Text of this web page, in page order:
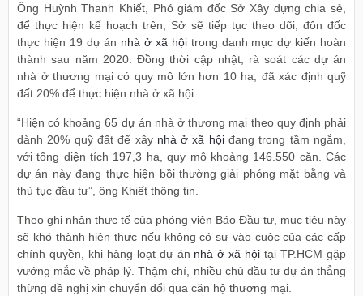
Ông Huỳnh Thanh Khiết, Phó giám đốc Sở Xây dựng chia sẻ,
để thực hiện kế hoạch trên, Sở sẽ tiếp tục theo dõi, đôn đốc
thực hiện 19 dự án nhà ở xã hộitrong danh mục dự kiến hoàn
thành sau năm 2020. Đồng thời cập nhật, rà soát các dự án
nhà ở thương mại có quy mô lớn hơn 10 ha, đã xác định quỹ
đất 20% để thực hiện nhà ở xã hội.
“Hiện có khoảng 65 dự án nhà ở thương mại theo quy định phải
dành 20% quỹ đất để xây nhà ở xã hộiđang trong tầm ngắm,
với tổng diện tích 197,3 ha, quy mô khoảng 146.550 căn. Các
dự án này đang thực hiện bồi thường giải phóng mặt bằng và
thủ tục đầu tư”, ông Khiết thông tin.
Theo ghi nhận thực tế của phóng viên Báo Đầu tư, mục tiêu này
sẽ khó thành hiện thực nếu không có sự vào cuộc của các cấp
chính quyền, khi hàng loạt dự án nhà ở xã hội tại TP.HCM gặp
vướng mắc về pháp lý. Thậm chí, nhiều chủ đầu tư dự án thẳng
thừng đề nghị xin chuyển đổi qua căn hộ thương mại.